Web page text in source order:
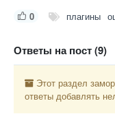
0 плагины
Ответы на пост (9)
Этот раздел
ответы добавлять